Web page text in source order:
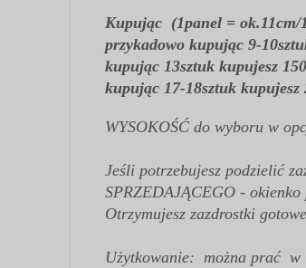
Kupując (1panel = ok.11cm/
przykadowo kupując 9-
kupując 13sztuk kupujesz
kupując 17-18sztuk kupujesz
WYSOKOŚĆ do wyboru w
Jeśli potrzebujesz podzielić
SPRZEDAJĄCEGO -
Otrzymujesz zazdrostki
Użytkowanie: można prać w